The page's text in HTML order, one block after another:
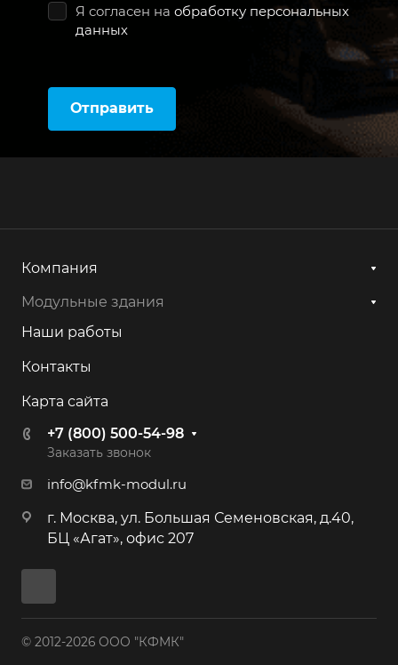
Я согласен на обработку персональных
данных
Отправить
Компания
Модульные здания
Наши работы
Контакты
Карта сайта
+7 (800) 500-54-98
Заказать звонок
info@kfmk-modul.ru
г. Москва, ул. Большая Семеновская, д.40,
БЦ «Агат», офис 207
© 2012-2026 ООО "КФМК"